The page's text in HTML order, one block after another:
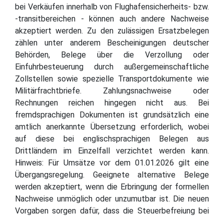
bei Verkäufen innerhalb von Flughafensicherheits- bzw.
-transitbereichen - können auch andere Nachweise
akzeptiert werden. Zu den zulässigen Ersatzbelegen
zählen unter anderem Bescheinigungen deutscher
Behörden, Belege über die Verzollung oder
Einfuhrbesteuerung durch außergemeinschaftliche
Zollstellen sowie spezielle Transportdokumente wie
Militärfrachtbriefe. Zahlungsnachweise oder
Rechnungen reichen hingegen nicht aus. Bei
fremdsprachigen Dokumenten ist grundsätzlich eine
amtlich anerkannte Übersetzung erforderlich, wobei
auf diese bei englischsprachigen Belegen aus
Drittländern im Einzelfall verzichtet werden kann.
Hinweis: Für Umsätze vor dem 01.01.2026 gilt eine
Übergangsregelung. Geeignete alternative Belege
werden akzeptiert, wenn die Erbringung der formellen
Nachweise unmöglich oder unzumutbar ist. Die neuen
Vorgaben sorgen dafür, dass die Steuerbefreiung bei